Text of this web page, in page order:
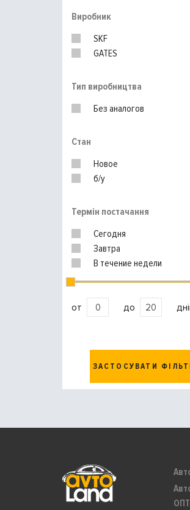
Виробник
SKF
GATES
Тип виробництва
Без аналогов
Стан
Новое
б/у
Термін постачання
Сегодня
Завтра
В течение недели
от до
ЗАСТОСУВАТИ